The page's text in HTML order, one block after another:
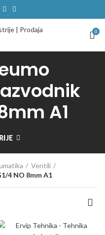
0
A1
Ventili
4 NO 8mm A1